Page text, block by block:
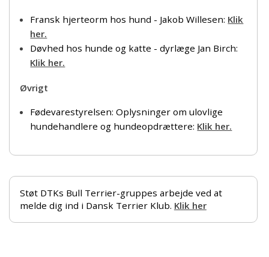
Fransk hjerteorm hos hund - Jakob Willesen: Klik
her.
Døvhed hos hunde og katte - dyrlæge Jan Birch:
Klik her.
Øvrigt
Fødevarestyrelsen: Oplysninger om ulovlige
hundehandlere og hundeopdrættere: Klik her.
Støt DTKs Bull Terrier-gruppes arbejde ved at
melde dig ind i Dansk Terrier Klub. Klik her